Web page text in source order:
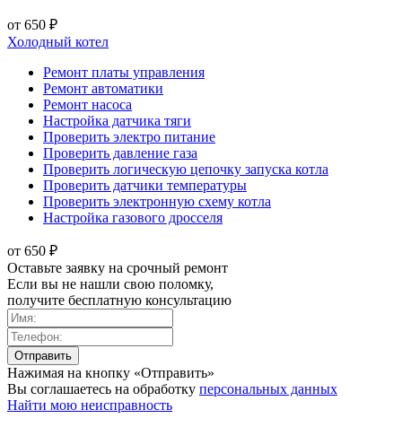
от 650 ₽
Холодный котел
Ремонт платы управления
Ремонт автоматики
Ремонт насоса
Настройка датчика тяги
Проверить электро питание
Проверить давление газа
Проверить логическую цепочку запуска котла
Проверить датчики температуры
Проверить электронную схему котла
Настройка газового дросселя
от 650 ₽
Оставьте заявку на срочный ремонт
Если вы не нашли свою поломку,
получите бесплатную консультацию
Нажимая на кнопку «Отправить»
Вы соглашаетесь на обработку персональных данных
Найти мою неисправность